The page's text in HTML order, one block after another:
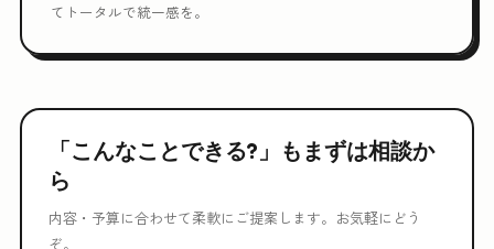
てトータルで統一感を。
「こんなことできる?」もまずは相談か
ら
内容・予算に合わせて柔軟にご提案します。お気軽にどう
ぞ。